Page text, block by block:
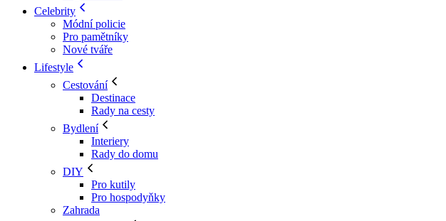
Celebrity
Módní policie
Pro pamětníky
Nové tváře
Lifestyle
Cestování
Destinace
Rady na cesty
Bydlení
Interiery
Rady do domu
DIY
Pro kutily
Pro hospodyňky
Zahrada